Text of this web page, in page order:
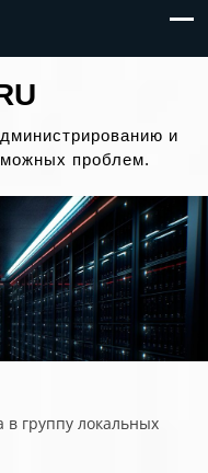
и
проблем.
группу локальных